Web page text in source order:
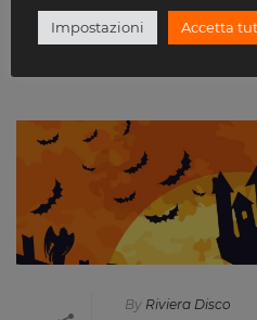
By Riviera Disco
Impostazioni Accetta